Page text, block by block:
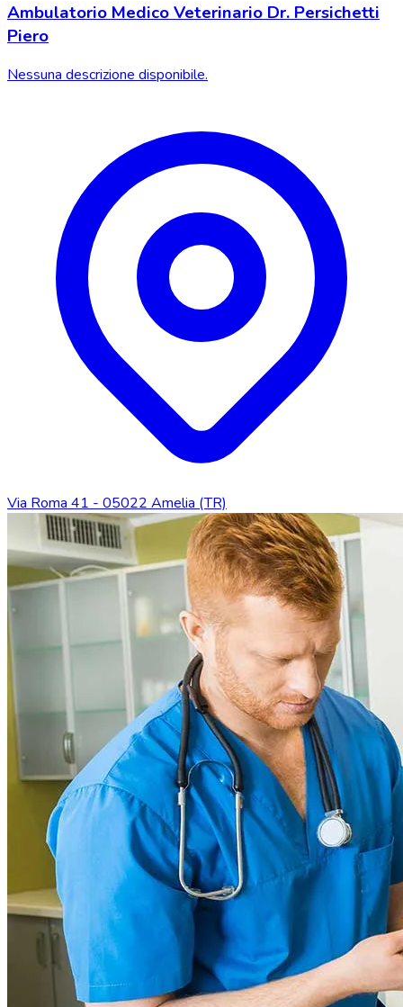
Ambulatorio Medico Veterinario Dr. Persichetti
Piero
Nessuna descrizione disponibile.
Via Roma 41 - 05022 Amelia (TR)